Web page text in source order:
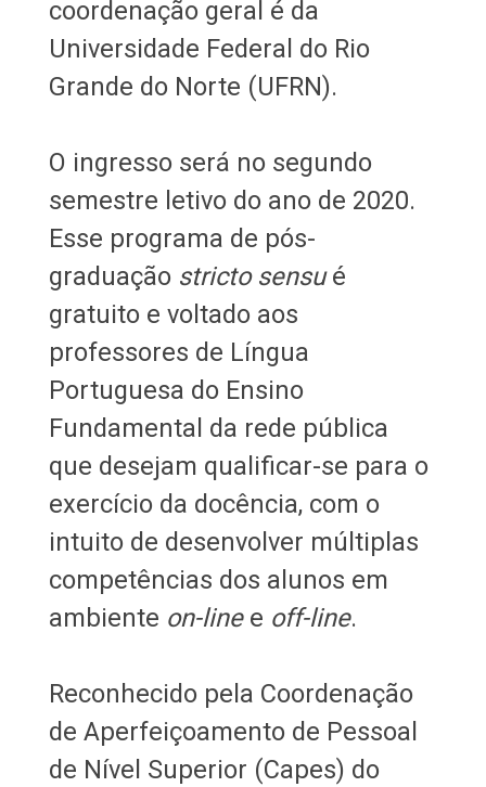
coordenação geral é da
Universidade Federal do Rio
Grande do Norte (UFRN).
O ingresso será no segundo
semestre letivo do ano de 2020.
Esse programa de pós-
graduação stricto sensué
gratuito e voltado aos
professores de Língua
Portuguesa do Ensino
Fundamental da rede pública
que desejam qualificar-se para o
exercício da docência, com o
intuito de desenvolver múltiplas
competências dos alunos em
ambiente on-linee off-line.
Reconhecido pela Coordenação
de Aperfeiçoamento de Pessoal
de Nível Superior (Capes) do